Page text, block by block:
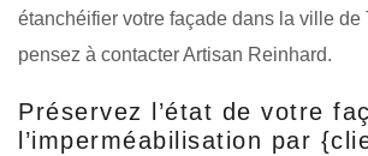
étanchéifier votre façade dans la ville de
pensez à contacter Artisan Reinhard.
Préservez l’état de votre
l’imperméabilisation par